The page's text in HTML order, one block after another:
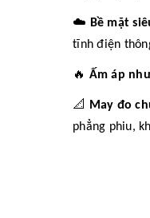
☁️ Bề mặt
tĩnh điện
🔥 Ấm áp
📐 May đo
phẳng phiu,